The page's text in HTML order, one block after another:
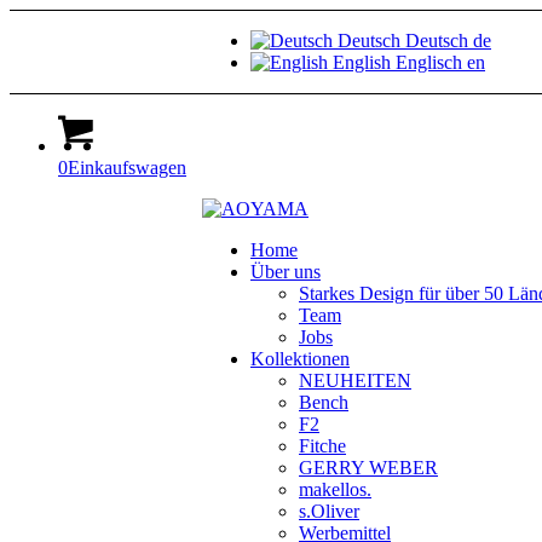
Deutsch Deutsch de
English Englisch en
0Einkaufswagen
Home
Über uns
Starkes Design für über 50
Team
Jobs
Kollektionen
NEUHEITEN
Bench
F2
Fitche
GERRY WEBER
makellos.
s.Oliver
Werbemittel